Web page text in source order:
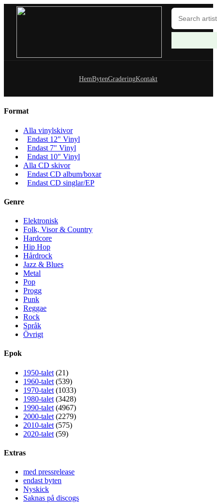
HemBytenGraderingKontakt
Format
Alla vinylskivor
Endast 12" Vinyl
Endast 7" Vinyl
Endast 10" Vinyl
Alla CD skivor
Endast CD album/boxar
Endast CD singlar/EP
Genre
Elektronisk
Folk, Visor & Country
Hardcore
Hip Hop
Hårdrock
Jazz & Blues
Metal
Pop
Progg
Punk
Reggae
Rock
Språk
Övrigt
Epok
1950-talet (21)
1960-talet (539)
1970-talet (1033)
1980-talet (3428)
1990-talet (4967)
2000-talet (2279)
2010-talet (575)
2020-talet (59)
Extras
med pressrelease
endast byten
Nyskick
Saknas på discogs